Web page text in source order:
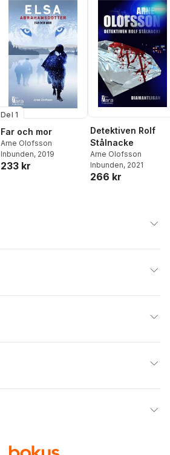
Del 1
Far och mor
Arne Olofsson
Inbunden, 2019
233 kr
Detektiven Rolf
Stålnacke
Arne Olofsson
Inbunden, 2021
266 kr